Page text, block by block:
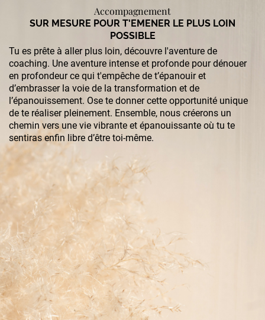
Accompagnement
SUR MESURE POUR T'EMENER LE PLUS LOIN
POSSIBLE
Tu es prête à aller plus loin, découvre l'aventure de
coaching. Une aventure intense et profonde pour dénouer
en profondeur ce qui t'empêche de t’épanouir et
d’embrasser la voie de la transformation et de
l’épanouissement. Ose te donner cette opportunité unique
de te réaliser pleinement. Ensemble, nous créerons un
chemin vers une vie vibrante et épanouissante où tu te
sentiras enfin libre d’être toi-même.